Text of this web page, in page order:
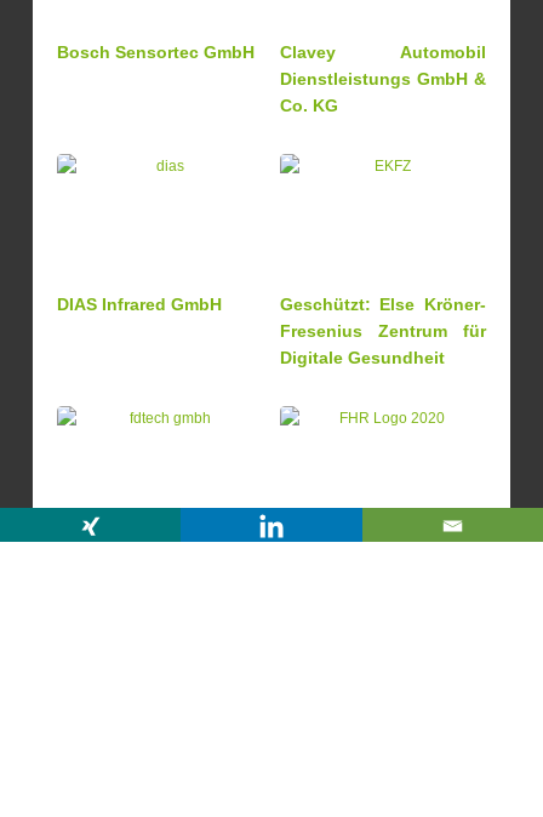
Bosch Sensortec GmbH
Clavey Automobil
Dienstleistungs GmbH &
Co. KG
DIAS Infrared GmbH
Geschützt: Else Kröner-
Fresenius Zentrum für
Digitale Gesundheit